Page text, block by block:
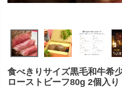
食べきりサイズ黒毛和牛希
ローストビーフ80g 2個入り